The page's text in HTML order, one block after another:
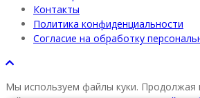
Контакты
Политика конфиденциальности
Согласие на обработку
Мы используем файлы куки. Продолжая